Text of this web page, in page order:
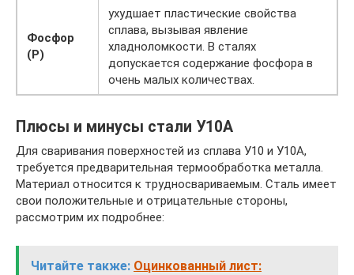
Фосфор
(P)
ухудшает пластические свойства
сплава, вызывая явление
хладноломкости. В сталях
допускается содержание фосфора в
очень малых количествах.
Плюсы и минусы стали У10А
Для сваривания поверхностей из сплава У10 и У10А,
требуется предварительная термообработка металла.
Материал относится к трудносвариваемым. Сталь имеет
свои положительные и отрицательные стороны,
рассмотрим их подробнее:
Читайте также: Оцинкованный лист: